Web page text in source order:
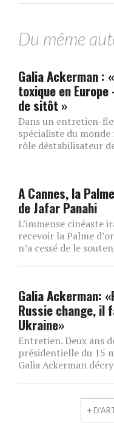
Du même
Galia Ackerman :
toxique en
de sitôt »
Dans un entretien-
spécialiste du
rôle déstabilisateur
A Cannes, la
de Jafar Panahi
L’immense cinéaste
recevoir la Palme
n’a cessé de le
Galia Ackerman:
Russie change, il
Ukraine»
Entretien. Deux ans
présidentielle du 15
Galia Ackerman
+